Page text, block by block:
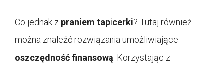
Co jednak z praniem tapicerki? Tutaj również
można znaleźć rozwiązania umożliwiające
oszczędność finansową . Korzystając z